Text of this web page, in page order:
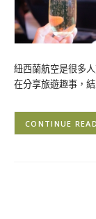
紐西蘭航空是很多
在分享旅遊趣事，
CONTINUE